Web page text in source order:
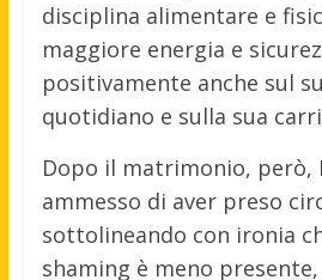
disciplina alimentare e
maggiore energia e
positivamente anche sul
quotidiano e sulla sua
Dopo il matrimonio, però,
ammesso di aver preso
sottolineando con ironia
shaming è meno